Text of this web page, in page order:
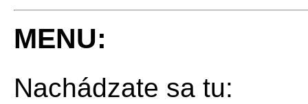
MENU:
Nachádzate sa tu: